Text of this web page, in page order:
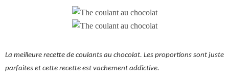
La meilleure recette de coulants au chocolat. Les proportions sont juste
parfaites et cette recette est vachement addictive.